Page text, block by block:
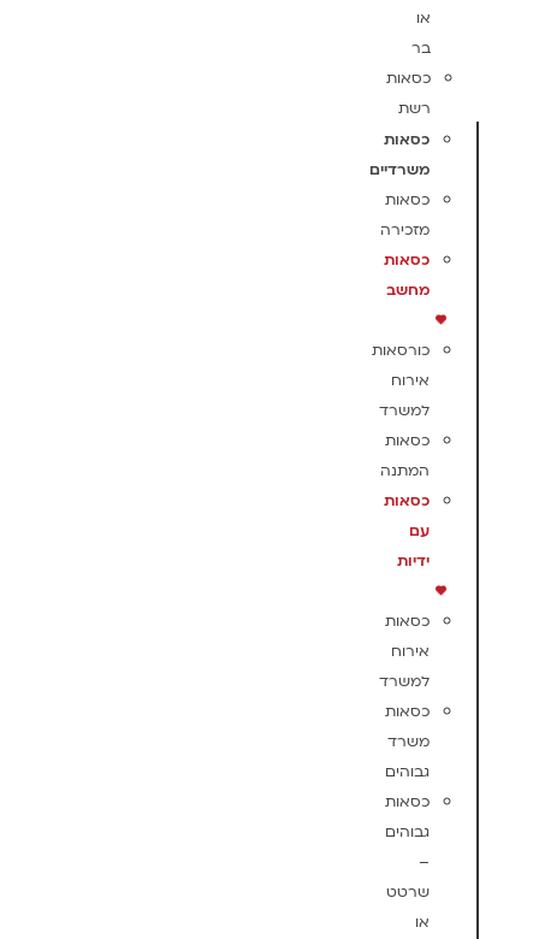
או
בר
כסאות
רשת
כסאות
משרדיים
כסאות
מזכירה
כסאות
מחשב
כורסאות
אירוח
למשרד
כסאות
המתנה
כסאות
עם
ידיות
כסאות
אירוח
למשרד
כסאות
משרד
גבוהים
כסאות
גבוהים
–
שרטט
או